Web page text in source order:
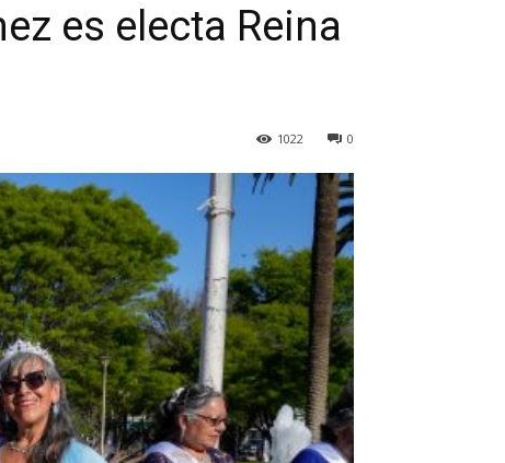
es electa Reina
0
1022